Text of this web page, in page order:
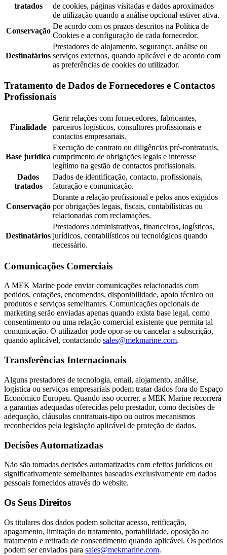
tratados
de cookies, páginas visitadas e dados aproximados
de utilização quando a análise opcional estiver ativa.
Conservação
De acordo com os prazos descritos na Política de
Cookies e a configuração de cada fornecedor.
Destinatários
Prestadores de alojamento, segurança, análise ou
serviços externos, quando aplicável e de acordo com
as preferências de cookies do utilizador.
Tratamento de Dados de Fornecedores e Contactos
Profissionais
Finalidade
Gerir relações com fornecedores, fabricantes,
parceiros logísticos, consultores profissionais e
contactos empresariais.
Base jurídica
Execução de contrato ou diligências pré-contratuais,
cumprimento de obrigações legais e interesse
legítimo na gestão de contactos profissionais.
Dados
tratados
Dados de identificação, contacto, profissionais,
faturação e comunicação.
Conservação
Durante a relação profissional e pelos anos exigidos
por obrigações legais, fiscais, contabilísticas ou
relacionadas com reclamações.
Destinatários
Prestadores administrativos, financeiros, logísticos,
jurídicos, contabilísticos ou tecnológicos quando
necessário.
Comunicações Comerciais
A MEK Marine pode enviar comunicações relacionadas com
pedidos, cotações, encomendas, disponibilidade, apoio técnico ou
produtos e serviços semelhantes. Comunicações opcionais de
marketing serão enviadas apenas quando exista base legal, como
consentimento ou uma relação comercial existente que permita tal
comunicação. O utilizador pode opor-se ou cancelar a subscrição,
quando aplicável, contactando sales@mekmarine.com.
Transferências Internacionais
Alguns prestadores de tecnologia, email, alojamento, análise,
logística ou serviços empresariais podem tratar dados fora do Espaço
Económico Europeu. Quando isso ocorrer, a MEK Marine recorrerá
a garantias adequadas oferecidas pelo prestador, como decisões de
adequação, cláusulas contratuais-tipo ou outros mecanismos
reconhecidos pela legislação aplicável de proteção de dados.
Decisões Automatizadas
Não são tomadas decisões automatizadas com efeitos jurídicos ou
significativamente semelhantes baseadas exclusivamente em dados
pessoais fornecidos através do website.
Os Seus Direitos
Os titulares dos dados podem solicitar acesso, retificação,
apagamento, limitação do tratamento, portabilidade, oposição ao
tratamento e retirada de consentimento quando aplicável. Os pedidos
podem ser enviados para sales@mekmarine.com.